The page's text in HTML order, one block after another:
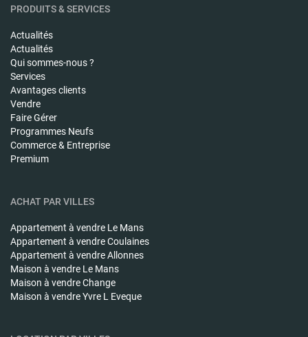
PRODUITS & SERVICES
Actualités
Actualités
Qui sommes-nous ?
Services
Avantages clients
Vendre
Faire Gérer
Programmes Neufs
Commerce & Entreprise
Premium
ACHAT PAR VILLES
Appartement à vendre Le Mans
Appartement à vendreCoulaines
Appartement à vendreAllonnes
Maison à vendre Le Mans
Maison à vendreChange
Maison à vendreYvre L Eveque